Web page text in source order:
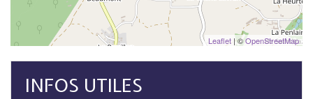
Leaflet| ©OpenStreetMap
INFOS UTILES